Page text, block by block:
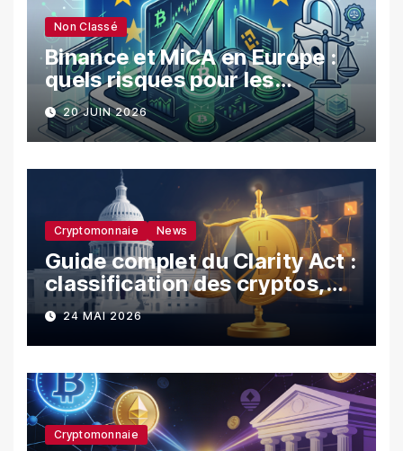
Non Classé
Binance et MiCA en Europe :
quels risques pour les
utilisateurs ?
20 JUIN 2026
Cryptomonnaie News
Guide complet du Clarity Act :
classification des cryptos,
SEC vs CFTC, et impacts sur
les investisseurs
24 MAI 2026
Cryptomonnaie